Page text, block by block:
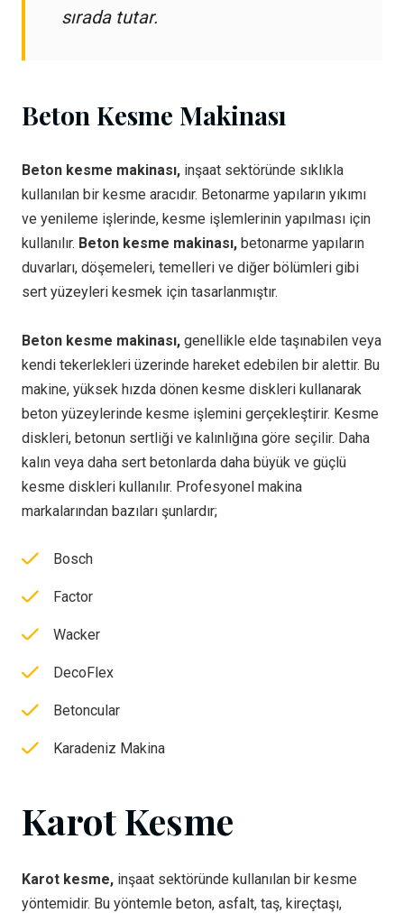
sırada tutar.
Beton Kesme Makinası
Beton kesme makinası, inşaat sektöründe sıklıkla
kullanılan bir kesme aracıdır. Betonarme yapıların yıkımı
ve yenileme işlerinde, kesme işlemlerinin yapılması için
kullanılır. Beton kesme makinası, betonarme yapıların
duvarları, döşemeleri, temelleri ve diğer bölümleri gibi
sert yüzeyleri kesmek için tasarlanmıştır.
Beton kesme makinası, genellikle elde taşınabilen veya
kendi tekerlekleri üzerinde hareket edebilen bir alettir. Bu
makine, yüksek hızda dönen kesme diskleri kullanarak
beton yüzeylerinde kesme işlemini gerçekleştirir. Kesme
diskleri, betonun sertliği ve kalınlığına göre seçilir. Daha
kalın veya daha sert betonlarda daha büyük ve güçlü
kesme diskleri kullanılır. Profesyonel makina
markalarından bazıları şunlardır;
Bosch
Factor
Wacker
DecoFlex
Betoncular
Karadeniz Makina
Karot Kesme
Karot kesme, inşaat sektöründe kullanılan bir kesme
yöntemidir. Bu yöntemle beton, asfalt, taş, kireçtaşı,